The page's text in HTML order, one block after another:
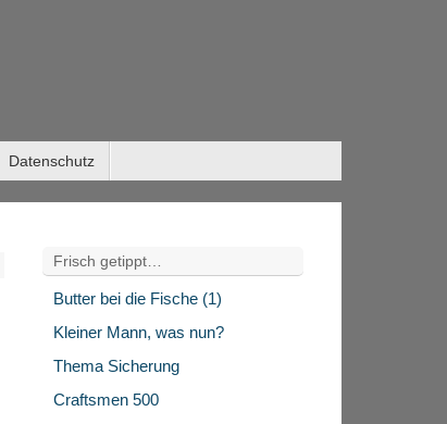
Datenschutz
Frisch getippt…
Butter bei die Fische (1)
Kleiner Mann, was nun?
Thema Sicherung
Craftsmen 500